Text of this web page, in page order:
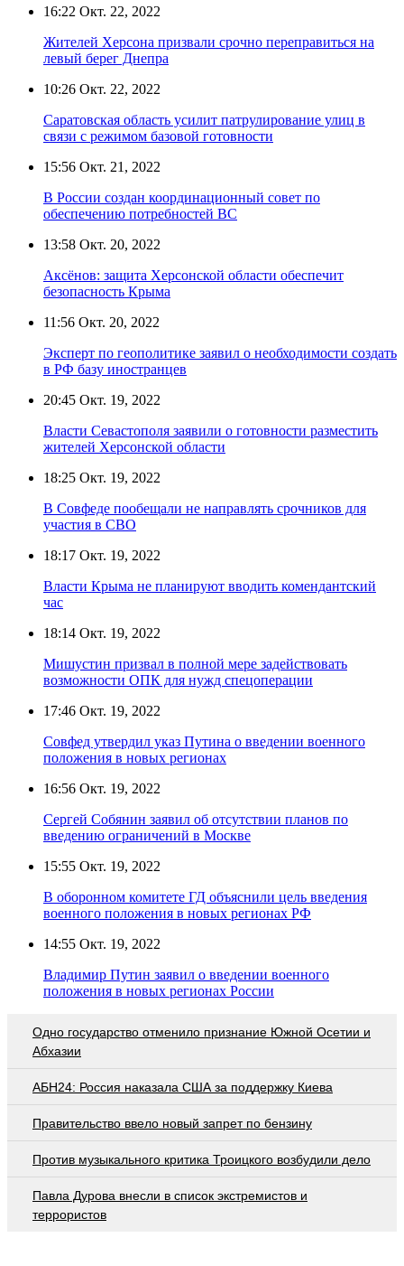
16:22 Окт. 22, 2022
Жителей Херсона призвали срочно переправиться на
левый берег Днепра
10:26 Окт. 22, 2022
Саратовская область усилит патрулирование улиц в
связи с режимом базовой готовности
15:56 Окт. 21, 2022
В России создан координационный совет по
обеспечению потребностей ВС
13:58 Окт. 20, 2022
Аксёнов: защита Херсонской области обеспечит
безопасность Крыма
11:56 Окт. 20, 2022
Эксперт по геополитике заявил о необходимости создать
в РФ базу иностранцев
20:45 Окт. 19, 2022
Власти Севастополя заявили о готовности разместить
жителей Херсонской области
18:25 Окт. 19, 2022
В Совфеде пообещали не направлять срочников для
участия в СВО
18:17 Окт. 19, 2022
Власти Крыма не планируют вводить комендантский
час
18:14 Окт. 19, 2022
Мишустин призвал в полной мере задействовать
возможности ОПК для нужд спецоперации
17:46 Окт. 19, 2022
Совфед утвердил указ Путина о введении военного
положения в новых регионах
16:56 Окт. 19, 2022
Сергей Собянин заявил об отсутствии планов по
введению ограничений в Москве
15:55 Окт. 19, 2022
В оборонном комитете ГД объяснили цель введения
военного положения в новых регионах РФ
14:55 Окт. 19, 2022
Владимир Путин заявил о введении военного
положения в новых регионах России
Одно государство отменило признание Южной Осетии и
Абхазии
АБН24: Россия наказала США за поддержку Киева
Правительство ввело новый запрет по бензину
Против музыкального критика Троицкого возбудили дело
Павла Дурова внесли в список экстремистов и
террористов